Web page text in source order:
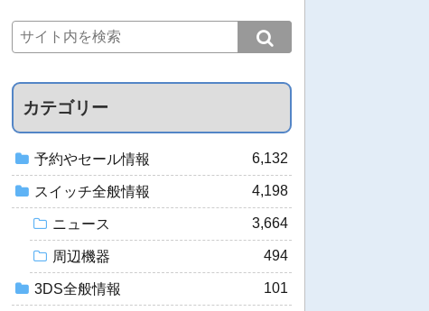
カテゴリー
予約やセール情報 6,132
スイッチ全般情報 4,198
ニュース 3,664
周辺機器 494
3DS全般情報 101